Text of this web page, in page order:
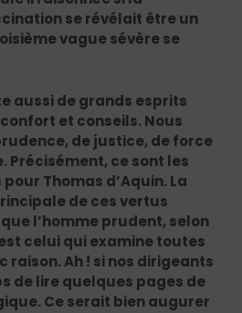
se révélait être un
vague sévère se
aussi de grands esprits
et conseils. Nous
de justice, de force
Précisément, ce sont les
Thomas d’Aquin. La
de ces vertus
l’homme prudent, selon
celui qui examine toutes
raison. Ah ! si nos dirigeants
de lire quelques pages de
Ce serait bien augurer